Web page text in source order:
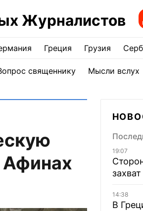
Журналистов
Греция Грузия
священнику Мысли вслух
19:07
14:38
В